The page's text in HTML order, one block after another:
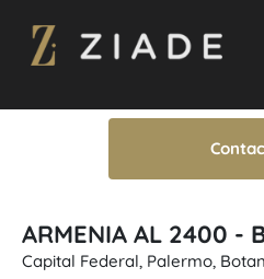
ARMENIA AL 2400 -
Capital Federal, Palermo,